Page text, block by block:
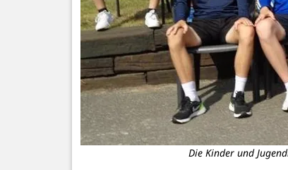
Die Kinder und